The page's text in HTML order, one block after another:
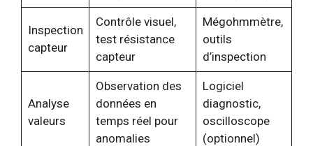
Inspection
capteur
Contrôle visuel,
test résistance
capteur
Mégohmmètre,
outils
d’inspection
Analyse
valeurs
Observation des
données en
temps réel pour
anomalies
Logiciel
diagnostic,
oscilloscope
(optionnel)